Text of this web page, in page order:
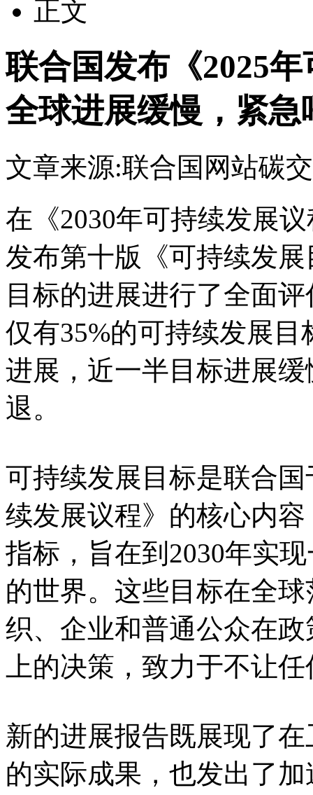
正文
联合国发布《2025
全球进展缓慢，紧急
文章来源:联合国网站碳
在《2030年可持续发展
发布第十版《可持续发
目标的进展进行了全面
仅有35%的可持续发展
进展，近一半目标进展
退。
可持续发展目标是联合
续发展议程》的核心内
指标，旨在到2030年实
的世界。这些目标在全
织、企业和普通公众在
上的决策，致力于不让
新的进展报告既展现了
的实际成果，也发出了